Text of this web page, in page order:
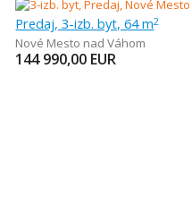
Predaj, 3-izb. byt, 64 m2
Nové Mesto nad Váhom
144 990,00 EUR